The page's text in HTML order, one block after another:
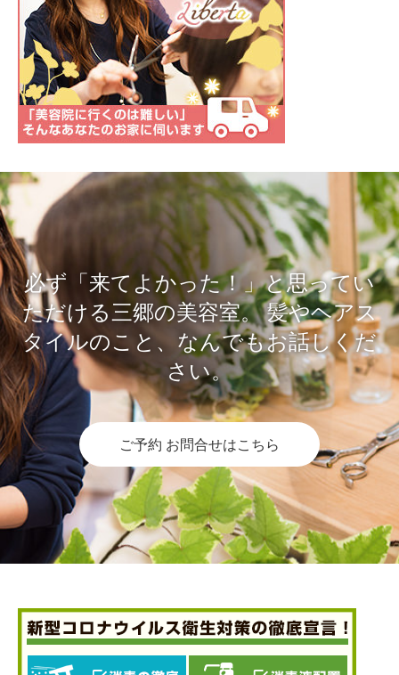
必ず「来てよかった！」と思ってい
ただける三郷の美容室。髪やヘアス
タイルのこと、なんでもお話しくだ
さい。
ご予約 お問合せはこちら